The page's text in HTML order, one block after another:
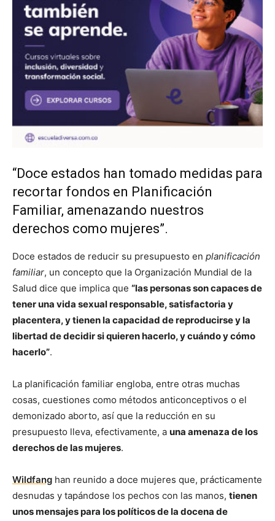
“Doce estados han tomado medidas para
recortar fondos en Planificación
Familiar, amenazando nuestros
derechos como mujeres”.
Doce estados de reducir su presupuesto en planificación
familiar, un concepto que la Organización Mundial de la
Salud dice que implica que “las personas son capaces de
tener una vida sexual responsable, satisfactoria y
placentera, y tienen la capacidad de reproducirse y la
libertad de decidir si quieren hacerlo, y cuándo y cómo
hacerlo”.
La planificación familiar engloba, entre otras muchas
cosas, cuestiones como métodos anticonceptivos o el
demonizado aborto, así que la reducción en su
presupuesto lleva, efectivamente, a una amenaza de los
derechos de las mujeres.
Wildfang han reunido a doce mujeres que, prácticamente
desnudas y tapándose los pechos con las manos, tienen
unos mensajes para los políticos de la docena de